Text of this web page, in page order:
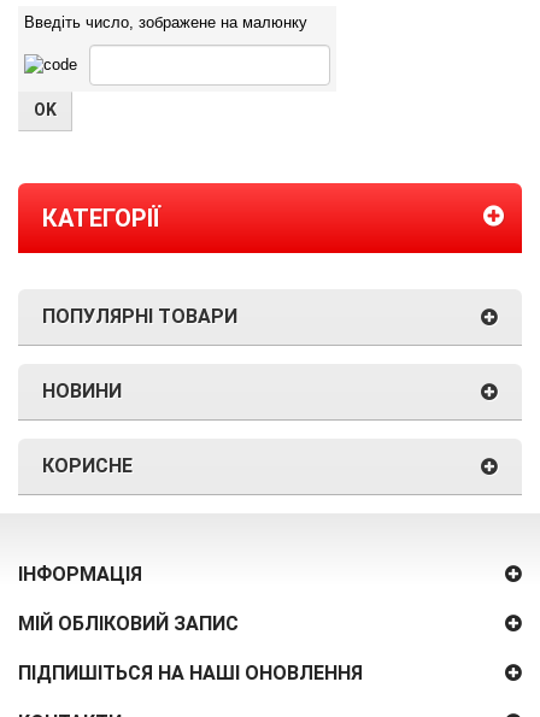
Введіть число, зображене на малюнку
КАТЕГОРІЇ
ПОПУЛЯРНІ ТОВАРИ
НОВИНИ
КОРИСНЕ
ІНФОРМАЦІЯ
МІЙ ОБЛІКОВИЙ ЗАПИС
ПІДПИШІТЬСЯ НА НАШІ ОНОВЛЕННЯ